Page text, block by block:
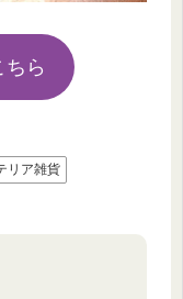
ちら
リア雑貨